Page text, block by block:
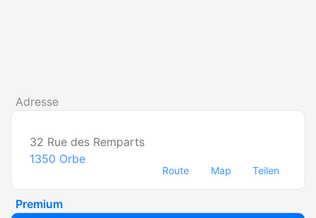
Adresse
32 Rue des Remparts
1350 Orbe
Route Map Teilen
Premium